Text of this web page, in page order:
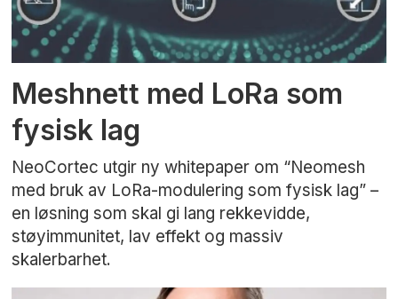
Meshnett med LoRa som
fysisk lag
NeoCortec utgir ny whitepaper om “Neomesh
med bruk av LoRa-modulering som fysisk lag” –
en løsning som skal gi lang rekkevidde,
støyimmunitet, lav effekt og massiv
skalerbarhet.